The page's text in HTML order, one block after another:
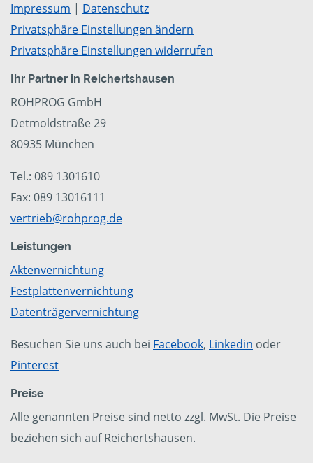
Impressum | Datenschutz
Privatsphäre Einstellungen ändern
Privatsphäre Einstellungen widerrufen
Ihr Partner in Reichertshausen
ROHPROG GmbH
Detmoldstraße 29
80935 München
Tel.: 089 1301610
Fax: 089 13016111
vertrieb@rohprog.de
Leistungen
Aktenvernichtung
Festplattenvernichtung
Datenträgervernichtung
Besuchen Sie uns auch bei Facebook, Linkedin oder
Pinterest
Preise
Alle genannten Preise sind netto zzgl. MwSt. Die Preise
beziehen sich auf Reichertshausen.